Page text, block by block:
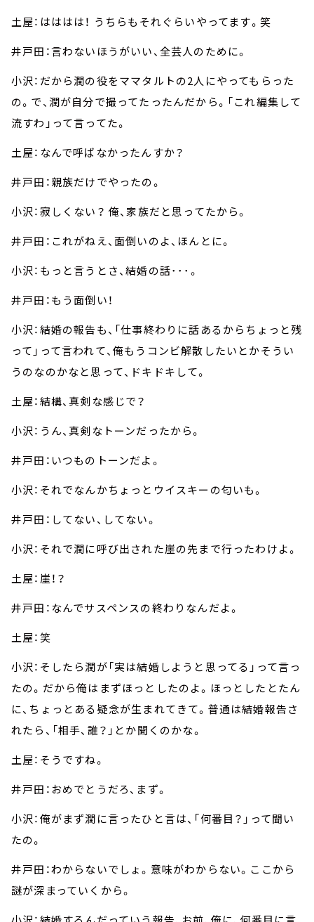
土屋：はははは！ うちらもそれぐらいやってます。笑
井戸田：言わないほうがいい、全芸人のために。
小沢：だから潤の役をママタルトの2人にやってもらった
の。で、潤が自分で撮ってたったんだから。「これ編集して
流すわ」って言ってた。
土屋：なんで呼ばなかったんすか？
井戸田：親族だけでやったの。
小沢：寂しくない？ 俺、家族だと思ってたから。
井戸田：これがねえ、面倒いのよ、ほんとに。
小沢：もっと言うとさ、結婚の話･･･。
井戸田：もう面倒い！
小沢：結婚の報告も、「仕事終わりに話あるからちょっと残
って」って言われて、俺もうコンビ解散したいとかそうい
うのなのかなと思って、ドキドキして。
土屋：結構、真剣な感じで？
小沢：うん、真剣なトーンだったから。
井戸田：いつものトーンだよ。
小沢：それでなんかちょっとウイスキーの匂いも。
井戸田：してない、してない。
小沢：それで潤に呼び出された崖の先まで行ったわけよ。
土屋：崖！？
井戸田：なんでサスペンスの終わりなんだよ。
土屋：笑
小沢：そしたら潤が「実は結婚しようと思ってる」って言っ
たの。だから俺はまずほっとしたのよ。ほっとしたとたん
に、ちょっとある疑念が生まれてきて。普通は結婚報告さ
れたら、「相手、誰？」とか聞くのかな。
土屋：そうですね。
井戸田：おめでとうだろ、まず。
小沢：俺がまず潤に言ったひと言は、「何番目？」って聞い
たの。
井戸田：わからないでしょ。意味がわからない。ここから
謎が深まっていくから。